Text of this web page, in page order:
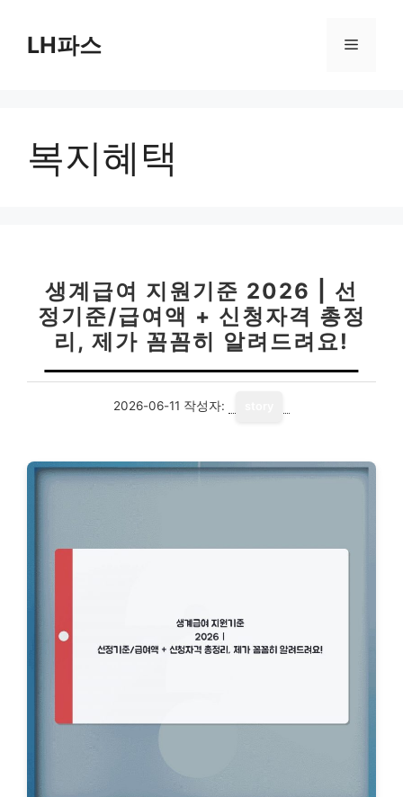
LH파스 메
복지혜택
생계급여 지원기준 2026 | 선
정기준/급여액 + 신청자격 총정
리, 제가 꼼꼼히 알려드려요!
2026-06-11 작성자: